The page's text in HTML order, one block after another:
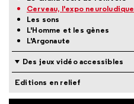
Cerveau, l'expo neuroludique
Les sons
L'Homme et les gènes
L'Argonaute
Des jeux vidéo accessibles
Editions en relief